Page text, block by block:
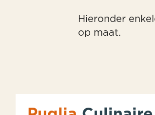
Hieronder
op maat.